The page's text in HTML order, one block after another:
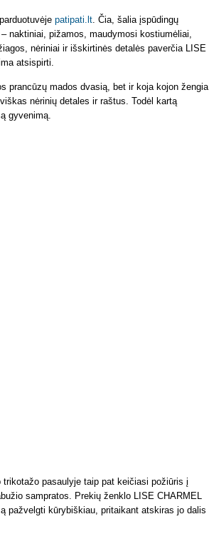
patipati.lt. Čia, šalia įspūdingų
naktiniai, pižamos, maudymosi kostiumėliai,
nėriniai ir išskirtinės detalės paverčia LISE
atsispirti.
prancūzų mados dvasią, bet ir koja kojon žengia
nėrinių detales ir raštus. Todėl kartą
gyvenimą.
pasaulyje taip pat keičiasi požiūris į
sampratos. Prekių ženklo LISE CHARMEL
pažvelgti kūrybiškiau, pritaikant atskiras jo dalis